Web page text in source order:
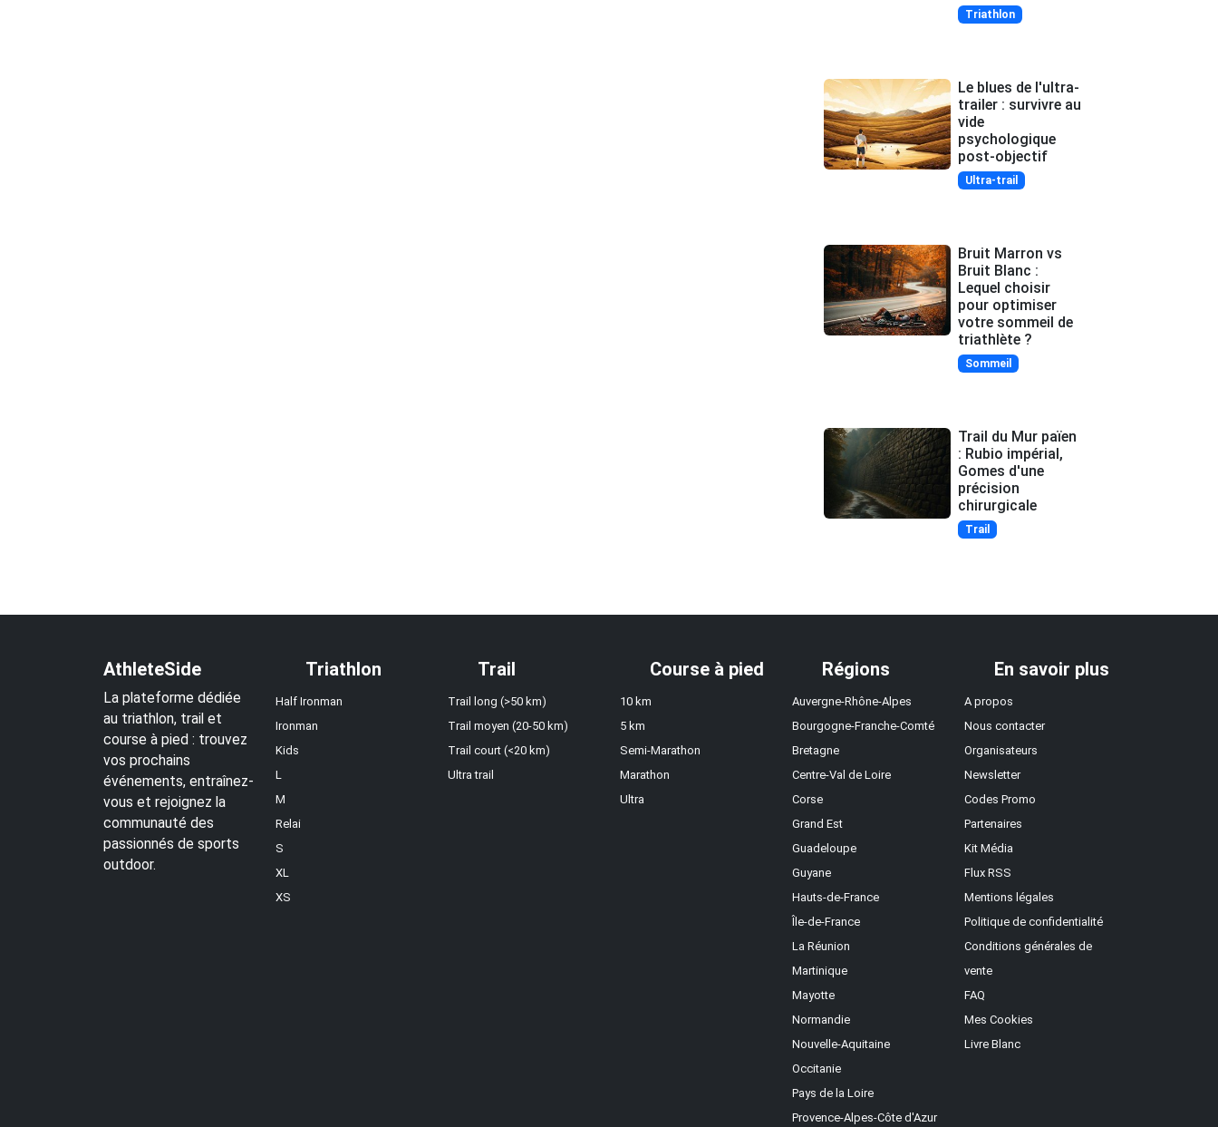
Triathlon
Le blues de l'ultra-
trailer : survivre au
vide
psychologique
post-objectif
Ultra-trail
Bruit Marron vs
Bruit Blanc :
Lequel choisir
pour optimiser
votre sommeil de
triathlète ?
Sommeil
Trail du Mur païen
: Rubio impérial,
Gomes d'une
précision
chirurgicale
Trail
AthleteSide
La plateforme dédiée
au triathlon, trail et
course à pied : trouvez
vos prochains
événements, entraînez-
vous et rejoignez la
communauté des
passionnés de sports
outdoor.
Triathlon
Half Ironman
Ironman
Kids
L
M
Relai
S
XL
XS
Trail
Trail long (>50 km)
Trail moyen (20-50 km)
Trail court (<20 km)
Ultra trail
Course à pied
10 km
5 km
Semi-Marathon
Marathon
Ultra
Régions
Auvergne-Rhône-Alpes
Bourgogne-Franche-Comté
Bretagne
Centre-Val de Loire
Corse
Grand Est
Guadeloupe
Guyane
Hauts-de-France
Île-de-France
La Réunion
Martinique
Mayotte
Normandie
Nouvelle-Aquitaine
Occitanie
Pays de la Loire
Provence-Alpes-Côte d'Azur
En savoir plus
A propos
Nous contacter
Organisateurs
Newsletter
Codes Promo
Partenaires
Kit Média
Flux RSS
Mentions légales
Politique de confidentialité
Conditions générales de
vente
FAQ
Mes Cookies
Livre Blanc